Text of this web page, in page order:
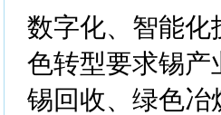
数字化、智能化
色转型要求锡产
锡回收、绿色冶